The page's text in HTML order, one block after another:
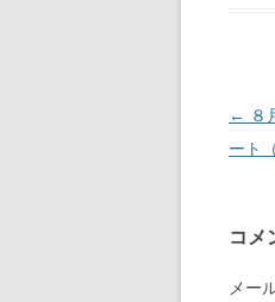
投
稿
ゲ
ー
← ８
ート
コメ
メー